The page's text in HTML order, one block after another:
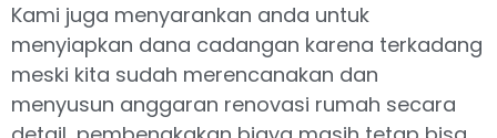
Kami juga menyarankan anda untuk
menyiapkan dana cadangan karena terkadang
meski kita sudah merencanakan dan
menyusun anggaran renovasi rumah secara